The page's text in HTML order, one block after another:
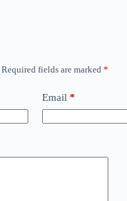
Required fields are marked *
Email *